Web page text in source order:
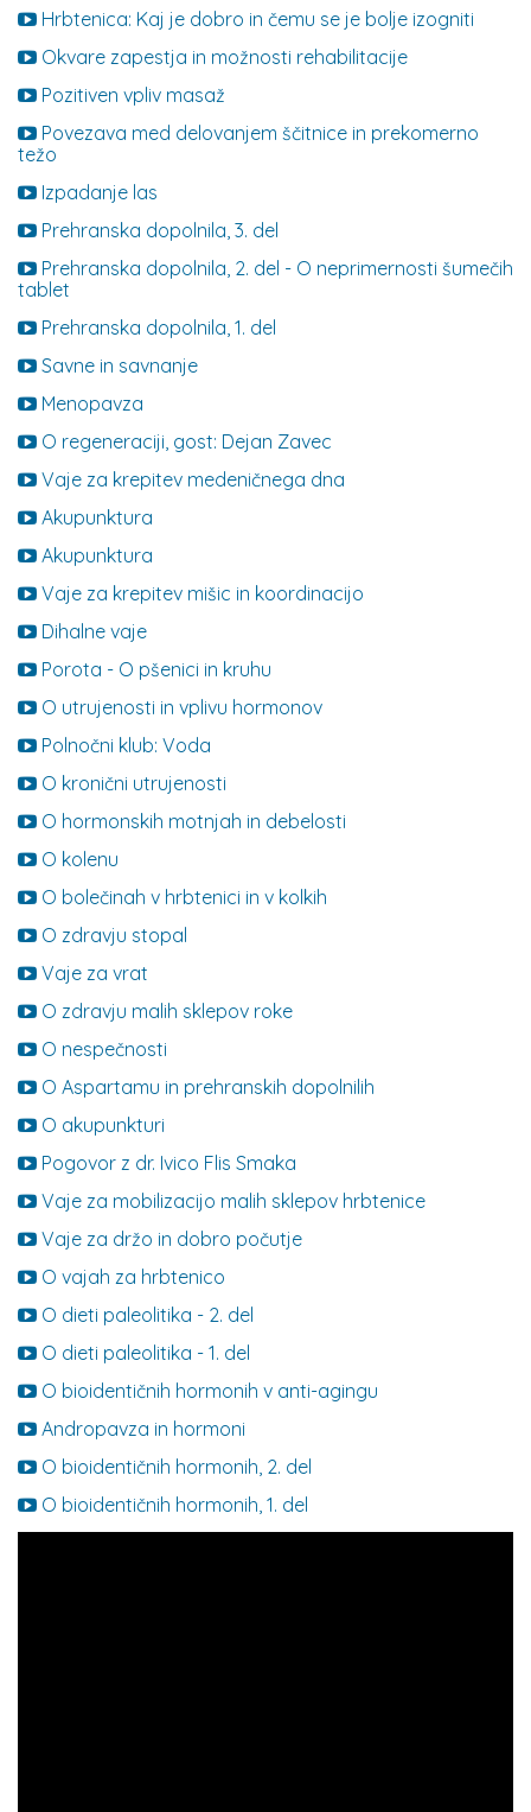
Hrbtenica: Kaj je dobro in čemu se je bolje izogniti
Okvare zapestja in možnosti rehabilitacije
Pozitiven vpliv masaž
Povezava med delovanjem ščitnice in prekomerno
težo
Izpadanje las
Prehranska dopolnila, 3. del
Prehranska dopolnila, 2. del - O neprimernosti šumečih
tablet
Prehranska dopolnila, 1. del
Savne in savnanje
Menopavza
O regeneraciji, gost: Dejan Zavec
Vaje za krepitev medeničnega dna
Akupunktura
Akupunktura
Vaje za krepitev mišic in koordinacijo
Dihalne vaje
Porota - O pšenici in kruhu
O utrujenosti in vplivu hormonov
Polnočni klub: Voda
O kronični utrujenosti
O hormonskih motnjah in debelosti
O kolenu
O bolečinah v hrbtenici in v kolkih
O zdravju stopal
Vaje za vrat
O zdravju malih sklepov roke
O nespečnosti
O Aspartamu in prehranskih dopolnilih
O akupunkturi
Pogovor z dr. Ivico Flis Smaka
Vaje za mobilizacijo malih sklepov hrbtenice
Vaje za držo in dobro počutje
O vajah za hrbtenico
O dieti paleolitika - 2. del
O dieti paleolitika - 1. del
O bioidentičnih hormonih v anti-agingu
Andropavza in hormoni
O bioidentičnih hormonih, 2. del
O bioidentičnih hormonih, 1. del